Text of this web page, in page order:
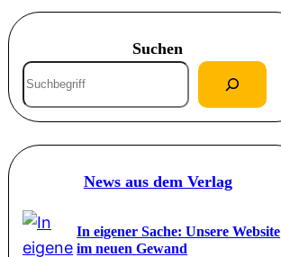
Suchen
S
u
c
h
News aus dem Verlag
In eigener Sache: Unsere Website
im neuen Gewand